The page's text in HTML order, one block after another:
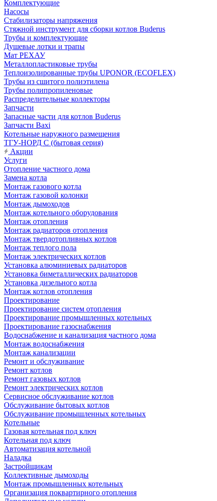
Комплектующие
Насосы
Стабилизаторы напряжения
Стяжной инструмент для сборки котлов Buderus
Трубы и комплектующие
Душевые лотки и трапы
Мат РЕХАУ
Металлопластиковые трубы
Теплоизолированные трубы UPONOR (ECOFLEX)
Трубы из сшитого полиэтилена
Трубы полипропиленовые
Распределительные коллекторы
Запчасти
Запасные части для котлов Buderus
Запчасти Baxi
Котельные наружного размещения
ТГУ-НОРД С (бытовая серия)
Акции
Услуги
Отопление частного дома
Замена котла
Монтаж газового котла
Монтаж газовой колонки
Монтаж дымоходов
Монтаж котельного оборудования
Монтаж отопления
Монтаж радиаторов отопления
Монтаж твердотопливных котлов
Монтаж теплого пола
Монтаж электрических котлов
Установка алюминиевых радиаторов
Установка биметаллических радиаторов
Установка дизельного котла
Монтаж котлов отопления
Проектирование
Проектирование систем отопления
Проектирование промышленных котельных
Проектирование газоснабжения
Водоснабжение и канализация частного дома
Монтаж водоснабжения
Монтаж канализации
Ремонт и обслуживание
Ремонт котлов
Ремонт газовых котлов
Ремонт электрических котлов
Сервисное обслуживание котлов
Обслуживание бытовых котлов
Обслуживание промышленных котельных
Котельные
Газовая котельная под ключ
Котельная под ключ
Автоматизация котельной
Наладка
Застройщикам
Коллективные дымоходы
Монтаж промышленных котельных
Организация поквартирного отопления